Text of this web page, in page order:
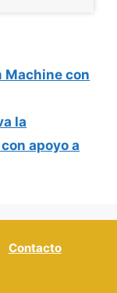
Machine con
la
apoyo a
Contacto